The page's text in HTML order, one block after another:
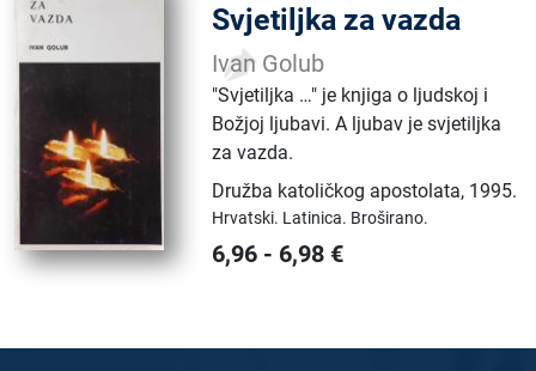
Svjetiljka za vazda
Ivan Golub
"Svjetiljka …" je knjiga o ljudskoj i
Božjoj ljubavi. A ljubav je svjetiljka
za vazda.
Družba katoličkog apostolata, 1995.
Hrvatski. Latinica. Broširano.
6,96 - 6,98 €